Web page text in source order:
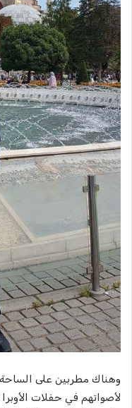
وهناك مطربين على الساحة
لأصواتهم في حفلات